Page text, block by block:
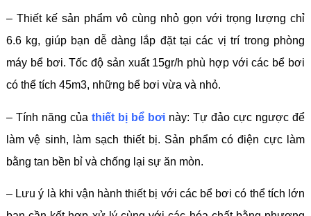
– Thiết kế sản phẩm vô cùng nhỏ gọn với trọng lượng chỉ
6.6 kg, giúp bạn dễ dàng lắp đặt tại các vị trí trong phòng
máy bể bơi. Tốc độ sản xuất 15gr/h phù hợp với các bể bơi
có thể tích 45m3, những bể bơi vừa và nhỏ.
– Tính năng của thiết bị bể bơi này: Tự đảo cực ngược để
làm vệ sinh, làm sạch thiết bị. Sản phẩm có điện cực làm
bằng tan bền bỉ và chống lại sự ăn mòn.
– Lưu ý là khi vận hành thiết bị với các bể bơi có thể tích lớn